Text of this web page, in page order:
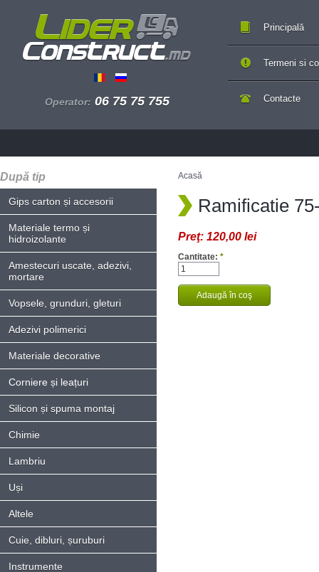
Operator: 06 75 75 755
Principală
Contacte
Termeni si
După tip
Gips carton și accesorii
Materiale termo și
hidroizolante
Amestecuri uscate, adezivi,
mortare
Vopsele, grunduri, gleturi
Adezivi polimerici
Materiale decorative
Corniere și leațuri
Silicon și spuma montaj
Chimie
Lambriu
Uși
Altele
Cuie, dibluri, șuruburi
Instrumente
Acasă
Ramificatie
Preţ: 120,00 lei
Cantitate: *